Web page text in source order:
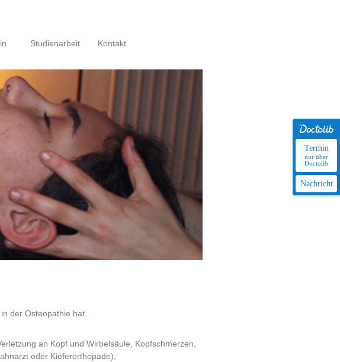
Studienarbeit Kontakt
der Osteopathie hat.
an Kopf und Wirbelsäule, Kopfschmerzen,
oder Kieferorthopäde),
Termin
nur über
Doctolib
Nachricht